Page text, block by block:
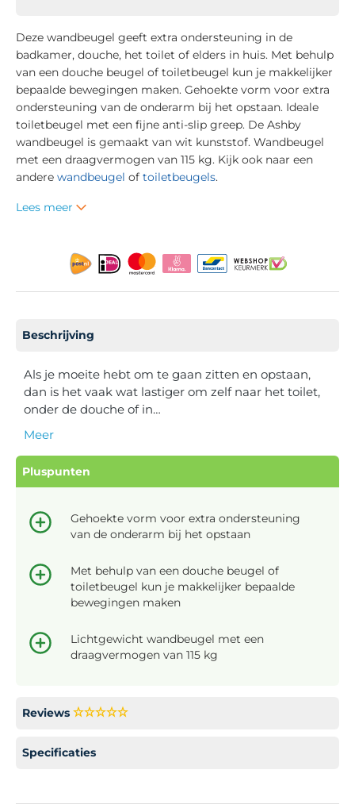
Deze wandbeugel geeft extra ondersteuning in de
badkamer, douche, het toilet of elders in huis. Met behulp
van een douche beugel of toiletbeugel kun je makkelijker
bepaalde bewegingen maken. Gehoekte vorm voor extra
ondersteuning van de onderarm bij het opstaan. Ideale
toiletbeugel met een fijne anti-slip greep. De Ashby
wandbeugel is gemaakt van wit kunststof. Wandbeugel
met een draagvermogen van 115 kg. Kijk ook naar een
andere wandbeugel of toiletbeugels.
Lees meer
Beschrijving
Als je moeite hebt om te gaan zitten en opstaan,
dan is het vaak wat lastiger om zelf naar het toilet,
onder de douche of in…
Meer
Pluspunten
Gehoekte vorm voor extra ondersteuning
van de onderarm bij het opstaan
Met behulp van een douche beugel of
toiletbeugel kun je makkelijker bepaalde
bewegingen maken
Lichtgewicht wandbeugel met een
draagvermogen van 115 kg
Reviews
Specificaties